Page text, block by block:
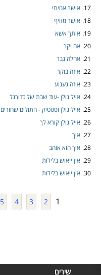
17. אושר אמיתי
18. אושר מזויף
19. אותך אשא
20. אח יקר
21. אחלה גבר
22. איזה בוקר
23. איזה געגוע
24. אייל גולן -עוד שבת של כדורגל
25. אייל גולן וסטטיק - חתולים שחורים
26. אייל גולן קורא לך
27. איך
28. איך הוא אוהב
29. אין ייאוש בלילות
30. אין ייאוש בלילות
1
2
3
4
5
שירים